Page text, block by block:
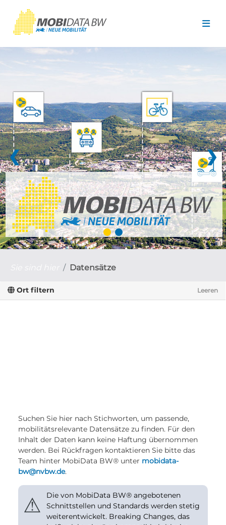
❮ ❯
Datensätze
Ort filtern Leeren
Suchen Sie hier nach Stichworten, um passende,
mobilitätsrelevante Datensätze zu finden. Für den
Inhalt der Daten kann keine Haftung übernommen
werden. Bei Rückfragen kontaktieren Sie bitte das
Team hinter MobiData BW® unter mobidata-
bw@nvbw.de.
⚠
Die von MobiData BW® angebotenen
Schnittstellen und Standards werden stetig
weiterentwickelt. Breaking Changes, das